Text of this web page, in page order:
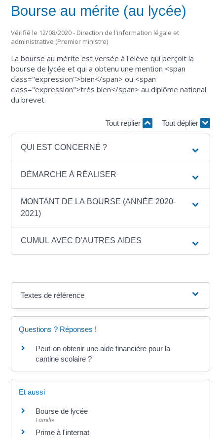
Bourse au mérite (au lycée)
Vérifié le 12/08/2020 - Direction de l'information légale et
administrative (Premier ministre)
La bourse au mérite est versée à l'élève qui perçoit la
bourse de lycée et qui a obtenu une mention <span
class="expression">bien</span> ou <span
class="expression">très bien</span> au diplôme national
du brevet.
Tout replier Tout déplier
QUI EST CONCERNÉ ?
DÉMARCHE À RÉALISER
MONTANT DE LA BOURSE (ANNÉE 2020-
2021)
CUMUL AVEC D'AUTRES AIDES
Textes de référence
Questions ? Réponses !
Peut-on obtenir une aide financière pour la
cantine scolaire ?
Et aussi
Bourse de lycée
Famille
Prime à l'internat